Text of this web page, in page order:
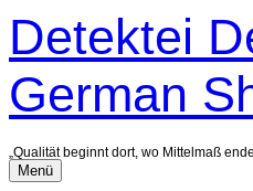
Inhalt
überspringen
Detektei
German
„Qualität beginnt dort, wo Mittelmaß
Menü